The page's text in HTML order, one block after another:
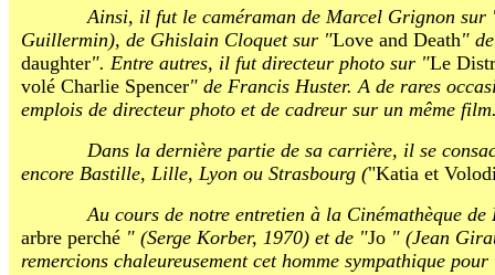
AAAIIYAinsi, il fut le caméraman de Marcel Grignon sur
Guillermin), de Ghislain Cloquet sur "Love and Death"
daughter". Entre autres, il fut directeur photo sur "Le
volé Charlie Spencer" de Francis Huster. A de rares
emplois de directeur photo et de cadreur sur un même
Dans la dernière partie de sa carrière, il se
encore Bastille, Lille, Lyon ou Strasbourg ("Katia et
AAAIIYAu cours de notre entretien à la Cinémathèque
arbre perché " (Serge Korber, 1970) et de "Jo " (Jean
remercions chaleureusement cet homme sympathique